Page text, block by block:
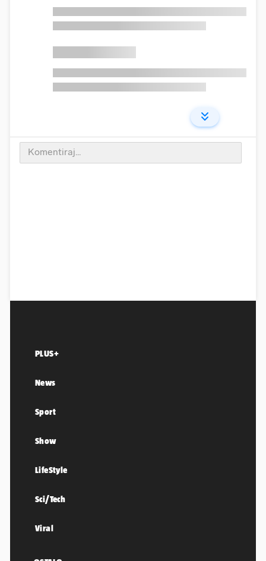
PLUS+
News
Sport
Show
LifeStyle
Sci/Tech
Viral